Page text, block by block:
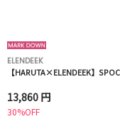
ELENDEEK
【HARUTA×ELENDEEK】
13,860 円
30%OFF